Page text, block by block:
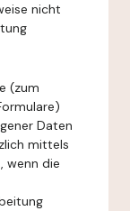
nicht
(zum
Daten
mittels
wenn die